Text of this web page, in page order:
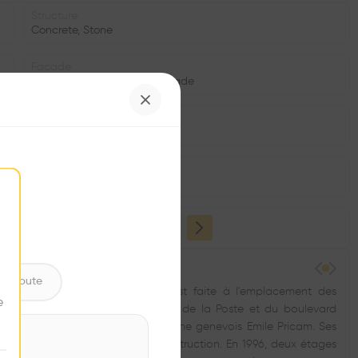
Concrete, Stone
Concrete facade, Stone facade
dont l'extension s'est faite à l'emplacement des
1850. Situé à l'angle du quai de la Poste et du boulevard
et le domicile du photographe genevois Emile Pricam. Ses
typique de l'époque de construction. En 1996, deux étages